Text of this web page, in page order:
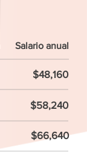
Salario anual
$48,160
$58,240
$66,640